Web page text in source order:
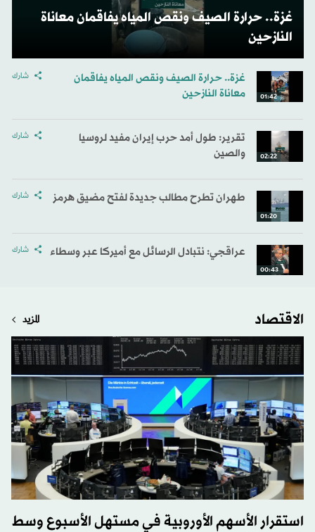
غزة.. حرارة الصيف ونقص المياه يفاقمان معاناة
النازحين
غزة.. حرارة الصيف ونقص المياه يفاقمان
معاناة النازحين
شارك
01:42
تقرير: طول أمد حرب إيران مفيد لروسيا
والصين
شارك
02:22
طهران تطرح مطالب جديدة لفتح مضيق هرمز شارك
01:20
عراقجي: نتبادل الرسائل مع أميركا عبر وسطاء شارك
00:43
الاقتصاد المزيد
استقرار الأسهم الأوروبية في مستهل الأسبوع وسط